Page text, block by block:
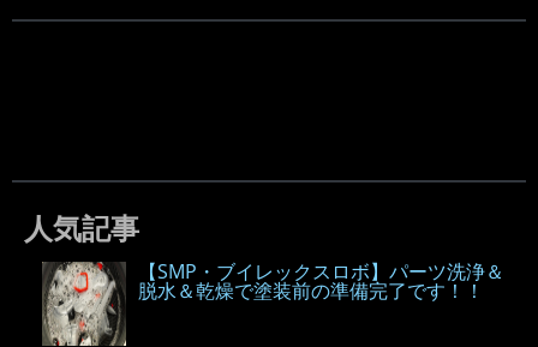
人気記事
【SMP・ブイレックスロボ】パーツ洗浄＆
脱水＆乾燥で塗装前の準備完了です！！